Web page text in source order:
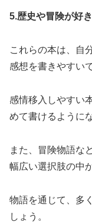
5.歴史や冒険が好
これらの本は、自
感想を書きやすい
感情移入しやすい
めて書けるように
また、冒険物語な
幅広い選択肢の中
物語を通じて、多
しょう。